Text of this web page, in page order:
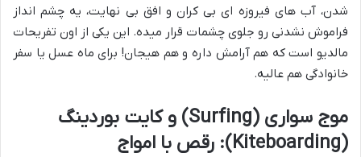
شدن، آب های فیروزه ای بی کران و افق بی نهایت، یه چشم انداز
فراموش نشدنی رو جلوی چشمات قرار میده. این یکی از اون تفریحات
مالدیو است که هم آرامش داره و هم هیجان! برای ماه عسل یا سفر
خانوادگی هم عالیه.
موج سواری (Surfing) و کایت بوردینگ
(Kiteboarding): رقص با امواج